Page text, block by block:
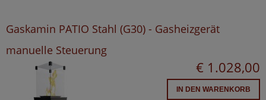
Gaskamin PATIO Stahl (G30) - Gasheizgerät
manuelle Steuerung
€ 1.028,00
IN DEN WARENKORB